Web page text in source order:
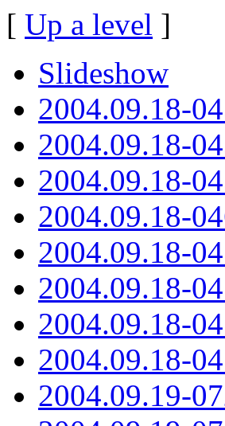
[ Up a level ]
Slideshow
2004.09.18-
2004.09.18-
2004.09.18-
2004.09.18-
2004.09.18-
2004.09.18-
2004.09.18-
2004.09.18-
2004.09.19-